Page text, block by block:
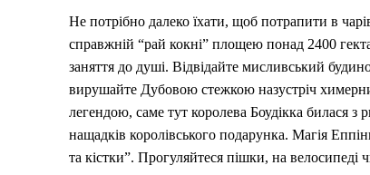
Не потрібно далеко їхати, щоб потрапити в
справжній “рай кокні” площею понад 2400
заняття до душі. Відвідайте мисливський
вирушайте Дубовою стежкою назустріч
легендою, саме тут королева Боудікка билася з
нащадків королівського подарунка. Магія
та кістки”. Прогуляйтеся пішки, на велосипеді